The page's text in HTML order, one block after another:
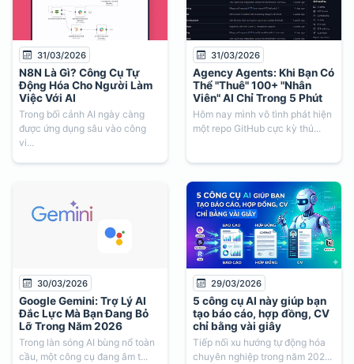
31/03/2026
N8N Là Gì? Công Cụ Tự
Động Hóa Cho Người Làm
Việc Với AI
Trong bối cảnh AI ngày càng
được ứng dụng sâu vào công
vi...
31/03/2026
Agency Agents: Khi Bạn Có
Thể "Thuê" 100+ "Nhân
Viên" AI Chỉ Trong 5 Phút
Hôm nay mình vô tình phát hiện
một repo GitHub cực kỳ thú...
30/03/2026
Google Gemini: Trợ Lý AI
Đắc Lực Mà Bạn Đang Bỏ
Lỡ Trong Năm 2026
Trong làn sóng AI bùng nổ toàn
cầu, một công cụ đang âm t...
29/03/2026
5 công cụ AI này giúp bạn
tạo báo cáo, hợp đồng, CV
chỉ bằng vài giây
Tiếp nối xu hướng tự động hóa
chuyên nghiệp trong năm 202...